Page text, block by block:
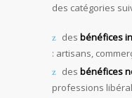
des catégories
des bénéfices
: artisans,
des bénéfices
professions